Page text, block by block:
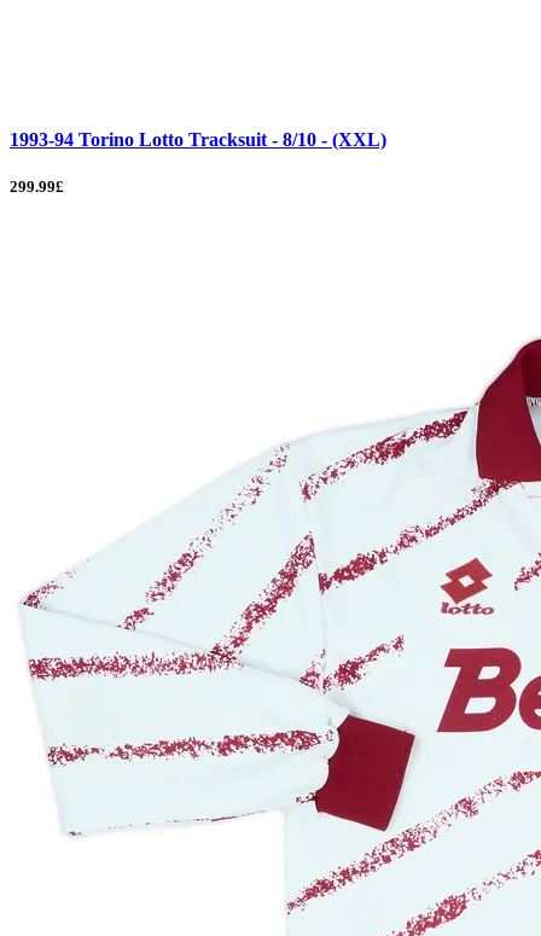
1993-94 Torino Lotto Tracksuit - 8/10 - (XXL)
299.99£